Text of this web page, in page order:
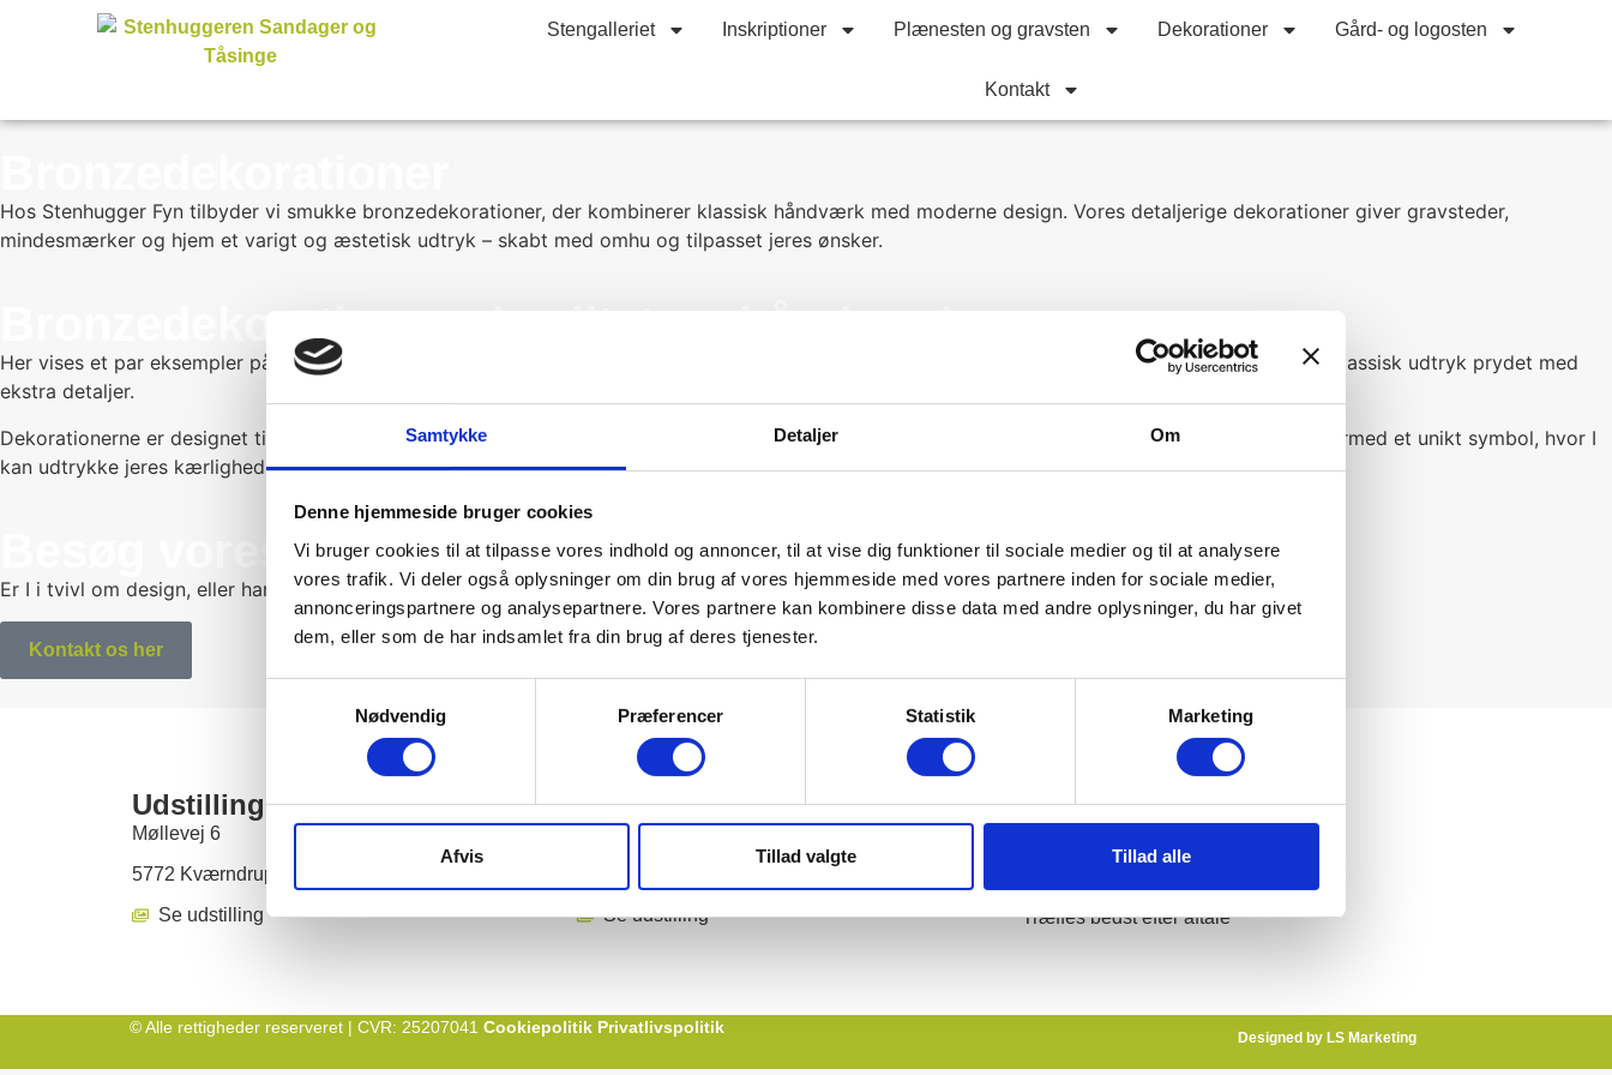
Samtykke Detaljer Om
Denne hjemmeside bruger cookies
Vi bruger cookies til at tilpasse vores indhold og annoncer, til at vise dig funktioner til sociale medier og til at analysere
vores trafik. Vi deler også oplysninger om din brug af vores hjemmeside med vores partnere inden for sociale medier,
annonceringspartnere og analysepartnere. Vores partnere kan kombinere disse data med andre oplysninger, du har givet
dem, eller som de har indsamlet fra din brug af deres tjenester.
Nødvendig
Præferencer Statistik Marketing
Afvis Tillad valgte Tillad alle
Stengalleriet Inskriptioner Plænesten og gravsten Dekorationer Gård- og logosten
Kontakt
Hos Stenhugger Fyn tilbyder vi smukke bronzedekorationer, der kombinerer klassisk håndværk med moderne design. Vores detaljerige dekorationer giver gravsteder,
mindesmærker og hjem et varigt og æstetisk udtryk – skabt med omhu og tilpasset jeres ønsker.
Bronzedekorationer - kvalitet og håndværk
Her vises et par eksempler på bronzedekorationer. Resten kan ses i vores katalog. Bronzedekorationerne glitrer i solen og kan give gravstenen et klassisk udtryk prydet med
ekstra detaljer.
Dekorationerne er designet til at modstå tidens tand og vejrforholdene, og vil med tiden kun blive smukkere i takt med at bronzen anløber. I har dermed et unikt symbol, hvor I
kan udtrykke jeres kærlighed og savn.
Besøg vores udstilling
Er I i tvivl om design, eller har I spørgsmål, er I altid velkomne til at kontakte os og få kompetent rådgivning.
Kontakt os her
Udstilling Sandager
Møllevej 6
5772 Kværndrup, Fyn
Se udstilling
Udstilling / værksted Tåsinge
Vesterballevej 5
Se udstilling
Kontakt
Træffes bedst efter aftale
© Alle rettigheder reserveret | CVR: 25207041 Cookiepolitik Privatlivspolitik
Designed by LS Marketing